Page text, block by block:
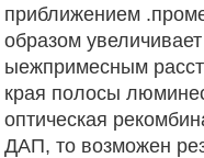
приближением
образом
ыежпримесным
края полосы
оптическая
ДАП, то возможен